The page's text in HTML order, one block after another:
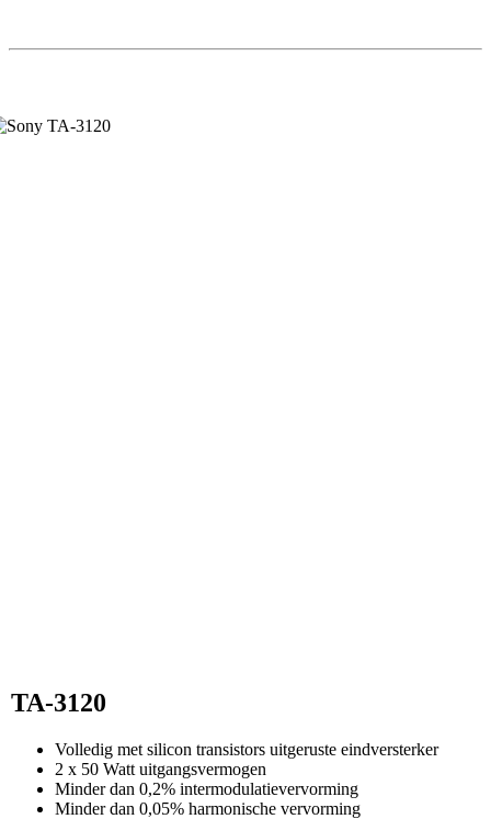
TA-3120
Volledig met silicon transistors uitgeruste eindversterker
2 x 50 Watt uitgangsvermogen
Minder dan 0,2% intermodulatievervorming
Minder dan 0,05% harmonische vervorming